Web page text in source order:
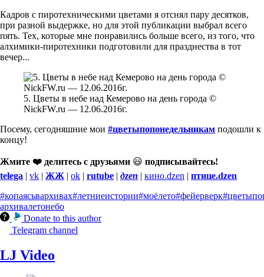
Кадров с пиротехническими цветами я отснял пару десятков,
при разной выдержке, но для этой публикации выбрал всего
пять. Тех, которые мне понравились больше всего, из того, что
алхимики-пиротехники подготовили для празднества в тот
вечер...
5. Цветы в небе над Кемерово на день города ©
NickFW.ru — 12.06.2016г.
Посему, сегодняшние мои #цветыпопонедельникам подошли к
концу!
Жмите ❤️ делитесь с друзьями 😃 подписывайтесь!
telega | vk | ЖЖ | ok | rutube | дzen | кино.dzen | птице.dzen
#копаясьвархивах#летниеистории#моёлето#фейерверк
архивалетонебо
Donate to this author
Telegram channel
LJ Video